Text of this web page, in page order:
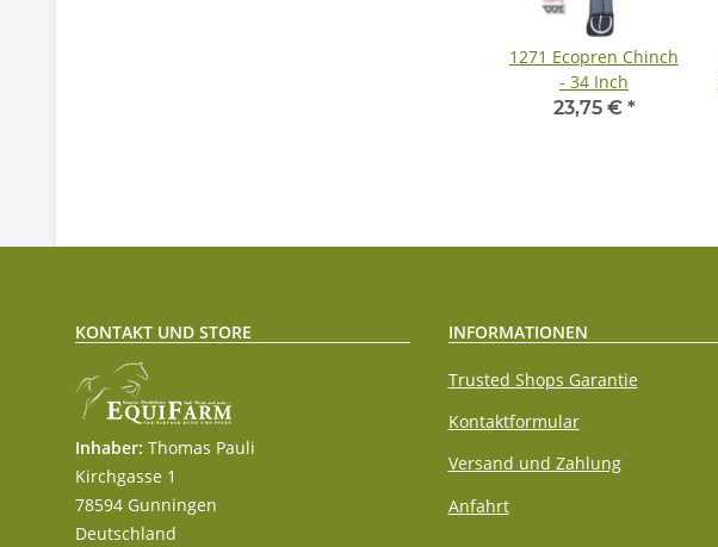
1271 Ecopren Chinch
- 34 Inch
23,75 € *
KONTAKT UND STORE
Inhaber: Thomas Pauli
Kirchgasse 1
78594 Gunningen
Deutschland
INFORMATIONEN
Trusted Shops Garantie
Kontaktformular
Versand und Zahlung
Anfahrt